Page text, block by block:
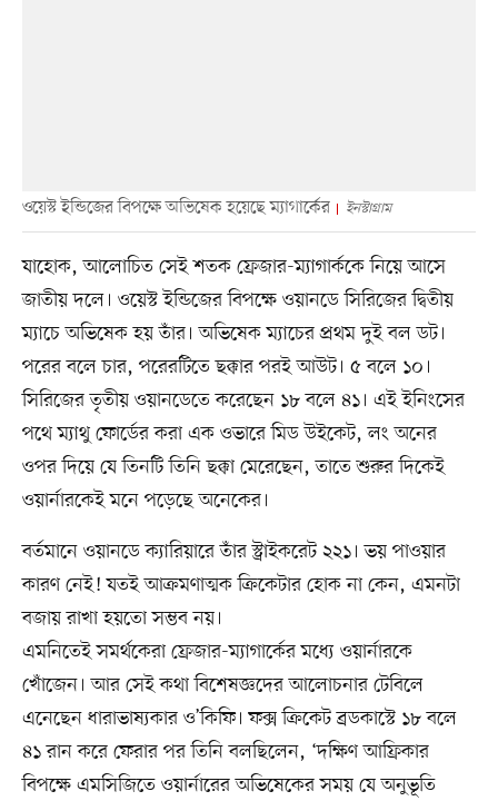
ওয়েস্ট ইন্ডিজের বিপক্ষে অভিষেক হয়েছে ম্যাগার্কের ইনস্টাগ্রাম
যাহোক, আলোচিত সেই শতক ফ্রেজার-ম্যাগার্ককে নিয়ে আসে
জাতীয় দলে। ওয়েস্ট ইন্ডিজের বিপক্ষে ওয়ানডে সিরিজের দ্বিতীয়
ম্যাচে অভিষেক হয় তাঁর। অভিষেক ম্যাচের প্রথম দুই বল ডট।
পরের বলে চার, পরেরটিতে ছক্কার পরই আউট। ৫ বলে ১০।
সিরিজের তৃতীয় ওয়ানডেতে করেছেন ১৮ বলে ৪১। এই ইনিংসের
পথে ম্যাথু ফোর্ডের করা এক ওভারে মিড উইকেট, লং অনের
ওপর দিয়ে যে তিনটি তিনি ছক্কা মেরেছেন, তাতে শুরুর দিকেই
ওয়ার্নারকেই মনে পড়েছে অনেকের।
বর্তমানে ওয়ানডে ক্যারিয়ারে তাঁর স্ট্রাইকরেট ২২১। ভয় পাওয়ার
কারণ নেই! যতই আক্রমণাত্মক ক্রিকেটার হোক না কেন, এমনটা
বজায় রাখা হয়তো সম্ভব নয়।
এমনিতেই সমর্থকেরা ফ্রেজার-ম্যাগার্কের মধ্যে ওয়ার্নারকে
খোঁজেন। আর সেই কথা বিশেষজ্ঞদের আলোচনার টেবিলে
এনেছেন ধারাভাষ্যকার ও’কিফি। ফক্স ক্রিকেট ব্রডকাস্টে ১৮ বলে
৪১ রান করে ফেরার পর তিনি বলছিলেন, ‘দক্ষিণ আফ্রিকার
বিপক্ষে এমসিজিতে ওয়ার্নারের অভিষেকের সময় যে অনুভূতি